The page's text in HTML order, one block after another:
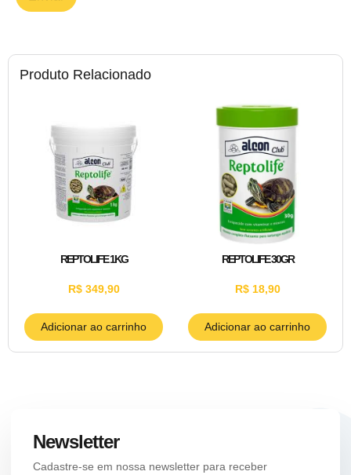
Produto Relacionado
REPTOLIFE 1KG
R$349,90
Adicionar ao carrinho
REPTOLIFE 30GR
R$18,90
Adicionar ao carrinho
Newsletter
Cadastre-se em nossa newsletter para receber